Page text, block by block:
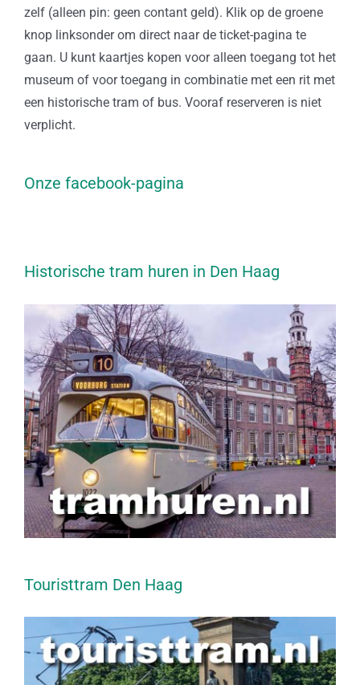
zelf (alleen pin: geen contant geld). Klik op de groene
knop linksonder om direct naar de ticket-pagina te
gaan. U kunt kaartjes kopen voor alleen toegang tot het
museum of voor toegang in combinatie met een rit met
een historische tram of bus. Vooraf reserveren is niet
verplicht.
Onze facebook-pagina
Historische tram huren in Den Haag
Touristtram Den Haag